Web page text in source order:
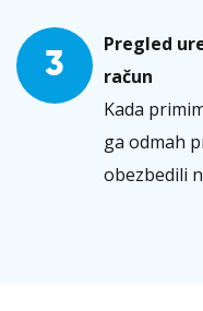
3
Pregled
račun
Kada
ga odmah
obezbedili